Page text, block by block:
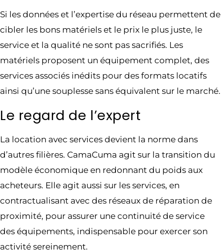
Si les données et l’expertise du réseau permettent de
cibler les bons matériels et le prix le plus juste, le
service et la qualité ne sont pas sacrifiés. Les
matériels proposent un équipement complet, des
services associés inédits pour des formats locatifs
ainsi qu’une souplesse sans équivalent sur le marché.
Le regard de l’expert
La location avec services devient la norme dans
d’autres filières. CamaCuma agit sur la transition du
modèle économique en redonnant du poids aux
acheteurs. Elle agit aussi sur les services, en
contractualisant avec des réseaux de réparation de
proximité, pour assurer une continuité de service
des équipements, indispensable pour exercer son
activité sereinement.